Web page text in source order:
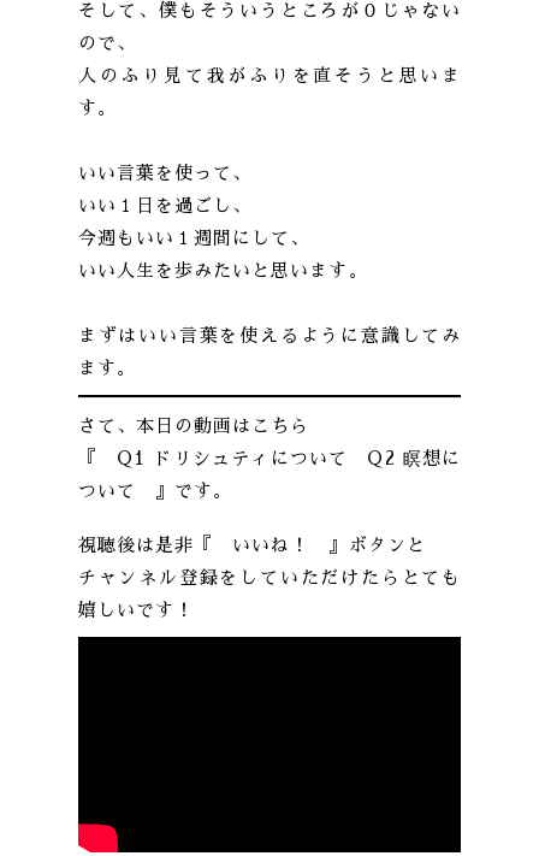
そして、僕もそういうところが０じゃない
ので、
人のふり見て我がふりを直そうと思いま
す。
いい言葉を使って、
いい１日を過ごし、
今週もいい１週間にして、
いい人生を歩みたいと思います。
まずはいい言葉を使えるように意識してみ
ます。
さて、本日の動画はこちら
『 Q1 ドリシュティについて Q2 瞑想に
ついて 』です。
視聴後は是非『 いいね！ 』ボタンと
チャンネル登録をしていただけたらとても
嬉しいです！